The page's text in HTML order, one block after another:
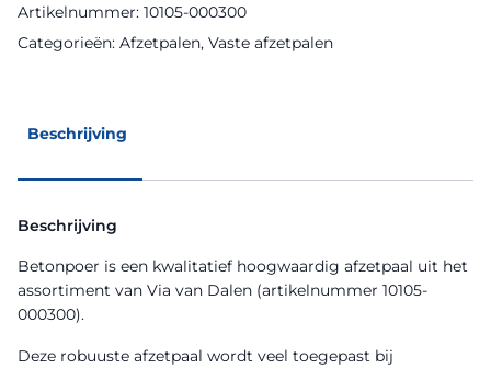
Artikelnummer: 10105-000300
Categorieën: Afzetpalen, Vaste afzetpalen
Beschrijving
Beschrijving
Betonpoer is een kwalitatief hoogwaardig afzetpaal uit het
assortiment van Via van Dalen (artikelnummer 10105-
000300).
Deze robuuste afzetpaal wordt veel toegepast bij